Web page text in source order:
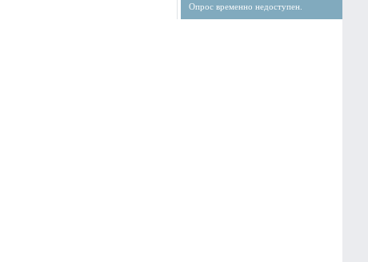
Опрос временно недоступен.